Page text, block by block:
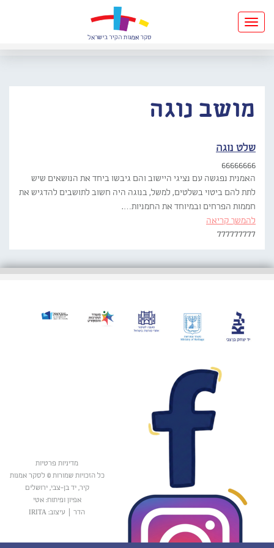
Toggle
navigation
מושב נוגה
שלט נוגה
66666666
האמנית נפגשה עם נציגי היישוב והם גיבשו ביחד את הנושאים שיש
לתת להם ביטוי בשלטים, למשל, בנוגה היה חשוב לתושבים להדגיש את
חממות הפרחים ובמיוחד את החמניות….
להמשך קריאה
777777777
מדיניות פרטיות
כל הזכויות שמורות © לסקר אמנות
קיר, יד בן-צבי, ירושלים
אפיון ופיתוח: אטי
הדר
עיצוב: IRITA